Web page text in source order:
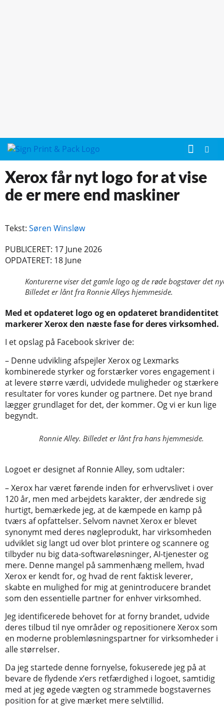
Xerox får nyt logo for at vise
de er mere end maskiner
Tekst: Søren Winsløw
PUBLICERET: 17 June 2026
OPDATERET: 18 June
Konturerne viser det gamle logo og de røde bogstaver det
Billedet er lånt fra Ronnie Alleys hjemmeside.
Med et opdateret logo og en opdateret brandidentitet
markerer Xerox den næste fase for deres virksomhed.
I et opslag på Facebook skriver de:
– Denne udvikling afspejler Xerox og Lexmarks
kombinerede styrker og forstærker vores engagement i
at levere større værdi, udvidede muligheder og stærkere
resultater for vores kunder og partnere. Det nye brand
lægger grundlaget for det, der kommer. Og vi er kun lige
begyndt.
Ronnie Alley. Billedet er lånt fra hans hjemmeside.
Logoet er designet af Ronnie Alley, som udtaler:
– Xerox har været førende inden for erhvervslivet i over
120 år, men med arbejdets karakter, der ændrede sig
hurtigt, bemærkede jeg, at de kæmpede en kamp på
tværs af opfattelser. Selvom navnet Xerox er blevet
synonymt med deres nøgleprodukt, har virksomheden
udviklet sig langt ud over blot printere og scannere og
tilbyder nu big data-softwareløsninger, AI-tjenester og
mere. Denne mangel på sammenhæng mellem, hvad
Xerox er kendt for, og hvad de rent faktisk leverer,
skabte en mulighed for mig at genintroducere brandet
som den essentielle partner for enhver virksomhed.
Jeg identificerede behovet for at forny brandet, udvide
deres tilbud til nye områder og repositionere Xerox som
en moderne problemløsningspartner for virksomheder i
alle størrelser.
Da jeg startede denne fornyelse, fokuserede jeg på at
bevare de flydende x’ers retfærdighed i logoet, samtidig
med at jeg øgede vægten og strammede bogstavernes
position for at give mærket mere selvtillid.